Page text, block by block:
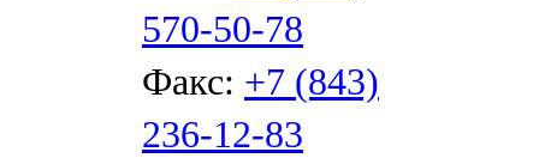
570-50-78
Факс: +7 (843)
236-12-83